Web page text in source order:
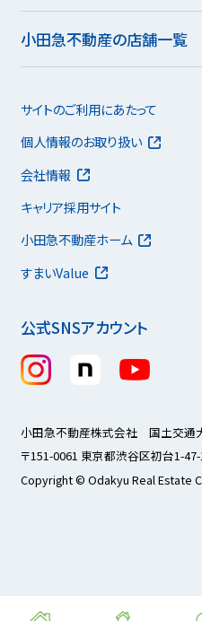
小田急不動産の店舗一覧
公式SNSアカウント
サイトのご利用にあたって
個人情報のお取り扱い
会社情報
キャリア採用サイト
小田急不動産ホーム
すまいValue
小田急不動産株式会社 国土交通
〒151-0061 東京都渋谷区初台1-
Copyright © Odakyu Real Estate